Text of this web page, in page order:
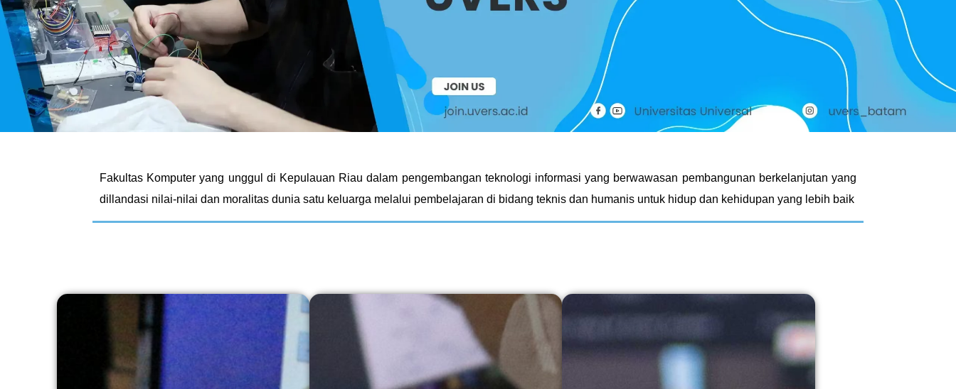
Fakultas Komputer yang unggul di Kepulauan Riau dalam pengembangan teknologi informasi yang berwawasan pembangunan berkelanjutan yang
dillandasi nilai-nilai dan moralitas dunia satu keluarga melalui pembelajaran di bidang teknis dan humanis untuk hidup dan kehidupan yang lebih baik